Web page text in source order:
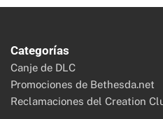
Categorías
Canje de DLC
Promociones de Bethesda.net
Reclamaciones del Creation